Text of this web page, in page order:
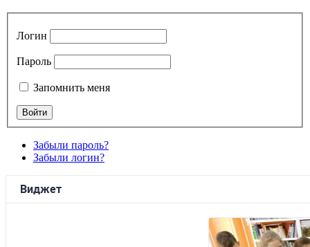
Логин
Пароль
Запомнить меня
Забыли пароль?
Забыли логин?